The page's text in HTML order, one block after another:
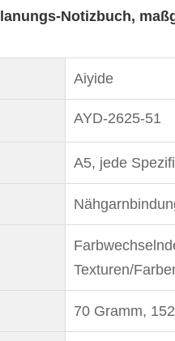
Notizbuch,
Aiyide
AYD-2625-51
A5, jede
Texturen/
70 Gramm,